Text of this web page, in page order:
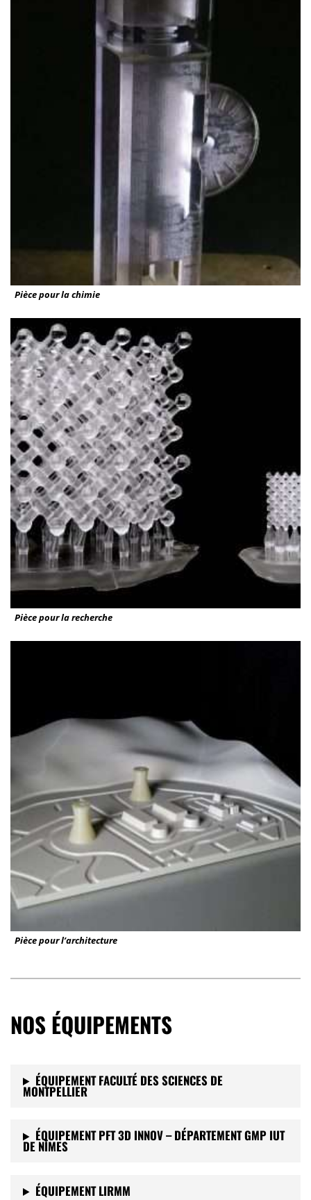
Pièce pour la chimie
Pièce pour la recherche
Pièce pour l’architecture
NOS ÉQUIPEMENTS
ÉQUIPEMENT FACULTÉ DES SCIENCES DE
MONTPELLIER
ÉQUIPEMENT PFT 3D INNOV – DÉPARTEMENT GMP IUT
DE NÎMES
ÉQUIPEMENT LIRMM